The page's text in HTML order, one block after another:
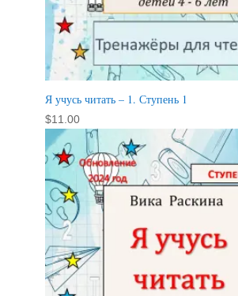
Я учусь читать – 1. Ступень 1
$11.00